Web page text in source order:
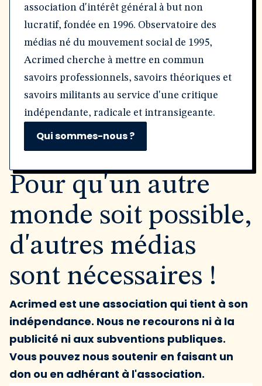
association d'intérêt général à but non
lucratif, fondée en 1996. Observatoire des
médias né du mouvement social de 1995,
Acrimed cherche à mettre en commun
savoirs professionnels, savoirs théoriques et
savoirs militants au service d'une critique
indépendante, radicale et intransigeante.
Qui sommes-nous ?
Pour qu'un autre
monde soit possible,
d'autres médias
sont nécessaires !
Acrimed est une association qui tient à son
indépendance. Nous ne recourons ni à la
publicité ni aux subventions publiques.
Vous pouvez nous soutenir en faisant un
don ou en adhérant à l'association.